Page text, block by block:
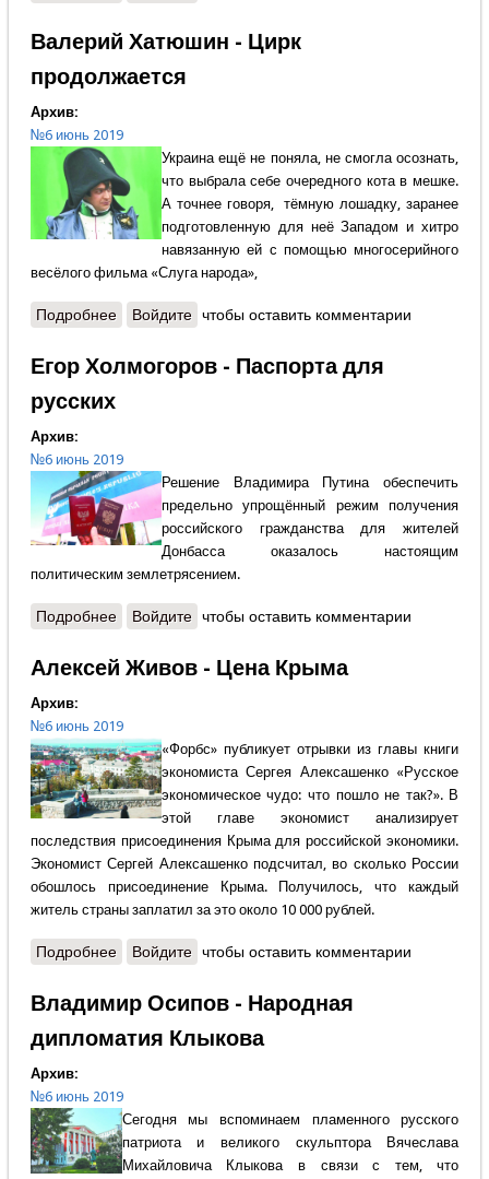
Валерий Хатюшин - Цирк
продолжается
Архив:
№6 июнь 2019
Украина ещё не поняла, не смогла осознать,
что выбрала себе очередного кота в мешке.
А точнее говоря, тёмную лошадку, заранее
подготовленную для неё Западом и хитро
навязанную ей с помощью многосерийного
весёлого фильма «Слуга народа»,
Подробнеео Валерий Хатюшин - Цирк продолжается
Войдите чтобы оставить комментарии
Егор Холмогоров - Паспорта для
русских
Архив:
№6 июнь 2019
Решение Владимира Путина обеспечить
предельно упрощённый режим получения
российского гражданства для жителей
Донбасса оказалось настоящим
политическим землетрясением.
Подробнеео Егор Холмогоров - Паспорта для русских
Войдите чтобы оставить комментарии
Алексей Живов - Цена Крыма
Архив:
№6 июнь 2019
«Форбс» публикует отрывки из главы книги
экономиста Сергея Алексашенко «Русское
экономическое чудо: что пошло не так?». В
этой главе экономист анализирует
последствия присоединения Крыма для российской экономики.
Экономист Сергей Алексашенко подсчитал, во сколько России
обошлось присоединение Крыма. Получилось, что каждый
житель страны заплатил за это около 10 000 рублей.
Подробнеео Алексей Живов - Цена Крыма
Войдите чтобы оставить комментарии
Владимир Осипов - Народная
дипломатия Клыкова
Архив:
№6 июнь 2019
Сегодня мы вспоминаем пламенного русского
патриота и великого скульптора Вячеслава
Михайловича Клыкова в связи с тем, что